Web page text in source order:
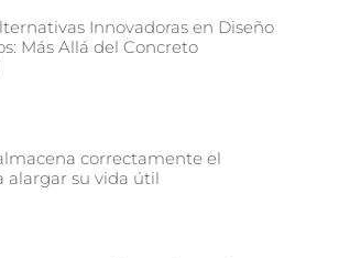
Innovadoras en Diseño
Más Allá del Concreto
correctamente el
alargar su vida útil